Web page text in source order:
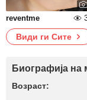
reventme
Види ги Сите
Биографија на
Возраст: